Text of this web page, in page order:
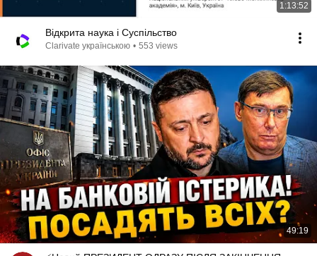
1:13:52
Відкрита наука і Суспільство
Clarivate українською • 553 views
49:19